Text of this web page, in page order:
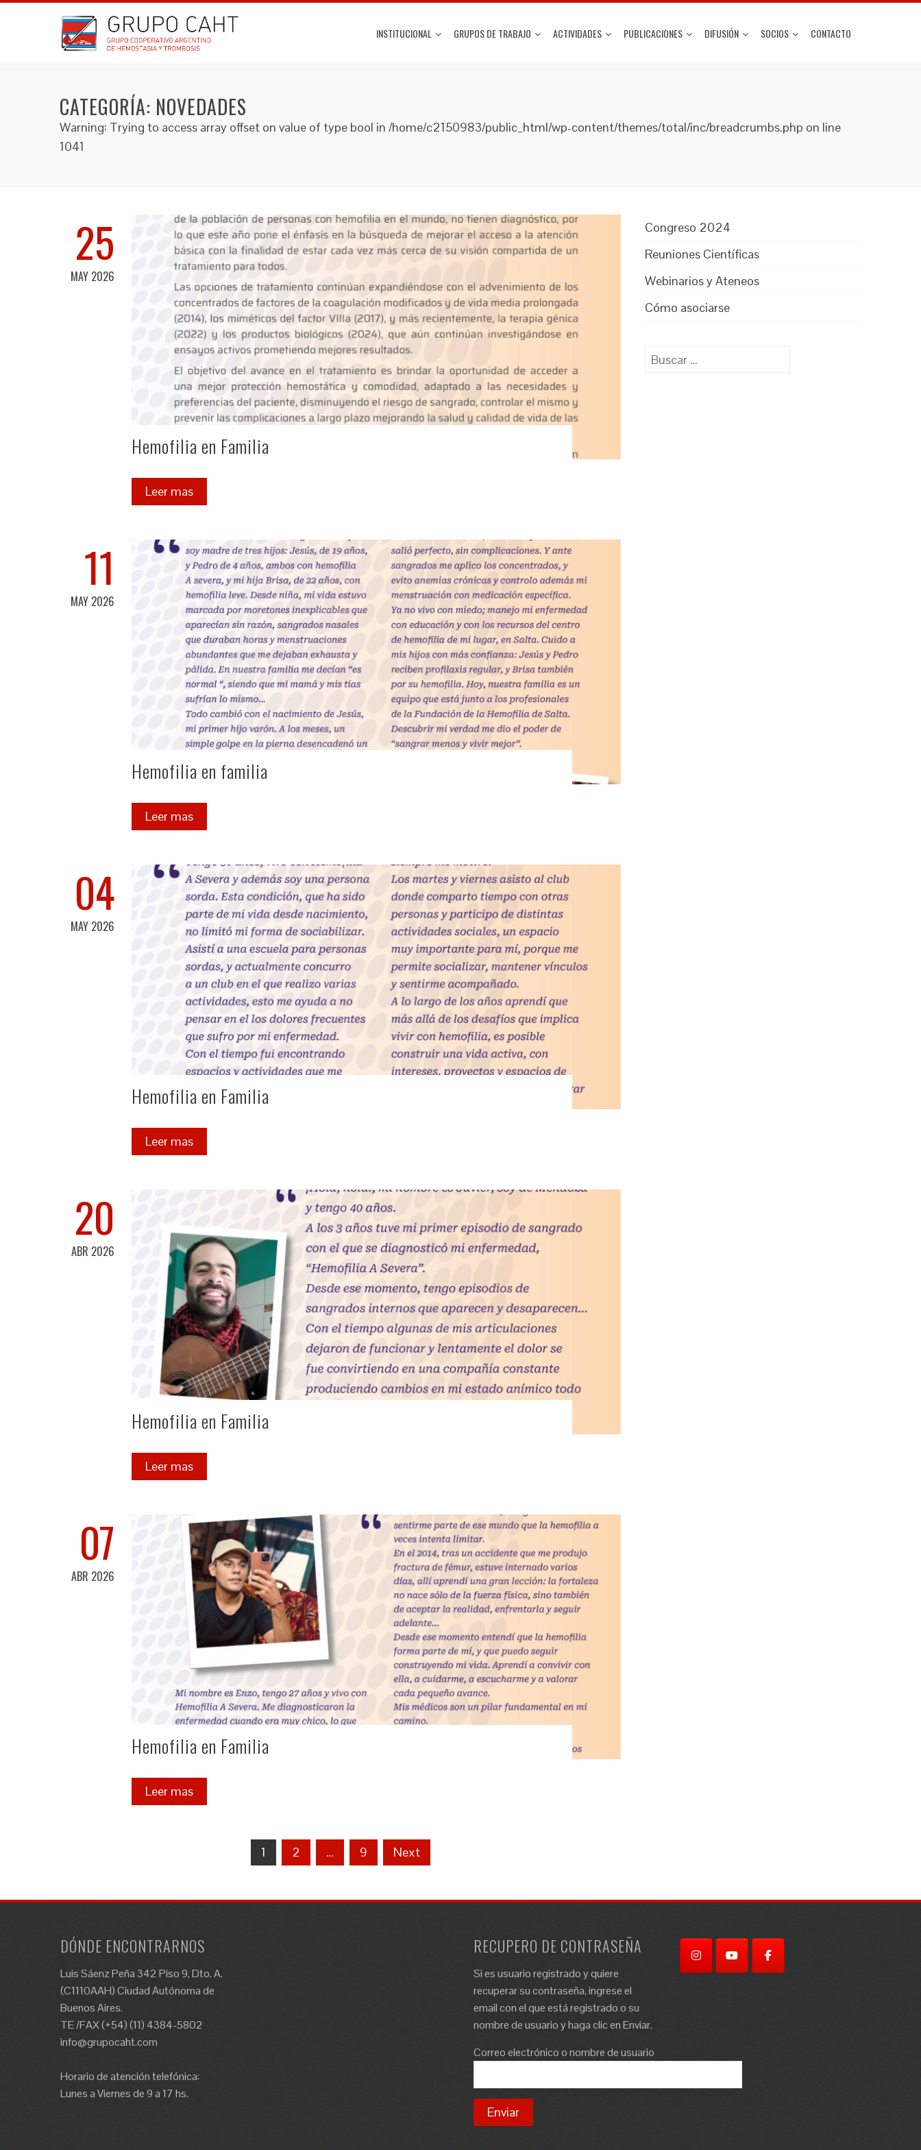
INSTITUCIONAL GRUPOS DE TRABAJO ACTIVIDADES PUBLICACIONES DIFUSIÓN SOCIOS CONTACTO
CATEGORÍA: NOVEDADES
Warning: Trying to access array offset on value of type bool in /home/c2150983/public_html/wp-content/themes/total/inc/breadcrumbs.php on line
1041
25
MAY 2026
Hemofilia en Familia
Leer mas
11
MAY 2026
Hemofilia en familia
Leer mas
04
MAY 2026
Hemofilia en Familia
Leer mas
20
ABR 2026
Hemofilia en Familia
Leer mas
07
ABR 2026
Hemofilia en Familia
Leer mas
1 2 … 9 Next
Congreso 2024
Reuniones Científicas
Webinarios y Ateneos
Cómo asociarse
Buscar:
DÓNDE ENCONTRARNOS
Luis Sáenz Peña 342 Piso 9, Dto. A.
(C1110AAH) Ciudad Autónoma de
Buenos Aires.
TE /FAX (+54) (11) 4384-5802
info@grupocaht.com
Horario de atención telefónica:
Lunes a Viernes de 9 a 17 hs.
RECUPERO DE CONTRASEÑA
Si es usuario registrado y quiere
recuperar su contraseña, ingrese el
email con el que está registrado o su
nombre de usuario y haga clic en Enviar.
Correo electrónico o nombre de usuario